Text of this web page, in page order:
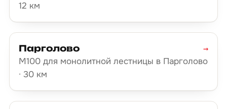
12 км
Парголово
М100 для монолитной лестницы в Парголово
· 30 км
→